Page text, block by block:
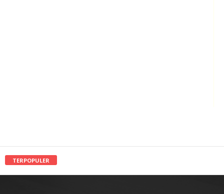
TERPOPULER